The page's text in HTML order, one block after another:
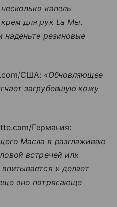
капель
для рук La Mer.
наденьте резиновые
США: «Обновляющее
загрубевшую кожу
Германия:
Масла я разглаживаю
встречей или
и делает
оно потрясающе